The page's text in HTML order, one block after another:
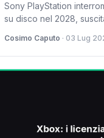
Sony PlayStation
su disco nel 2028,
Analisi critica.
Cosimo Caputo · 03 Lug